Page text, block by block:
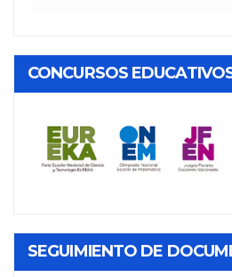
CONCURSOS
SEGUIMIENTO DE